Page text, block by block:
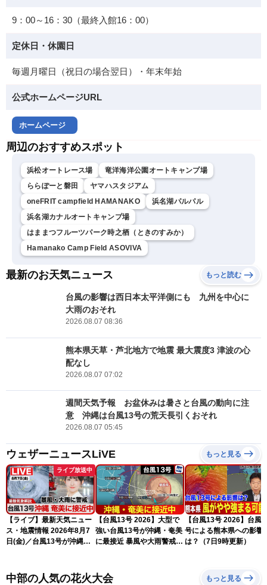
9：00～16：30（最終入館16：00）
定休日・休園日
毎週月曜日（祝日の場合翌日）・年末年始
公式ホームページURL
ホームページ
周辺のおすすめスポット
浜松オートレース場
竜洋海洋公園オートキャンプ場
ららぽーと磐田
ヤマハスタジアム
oneFRIT campfield HAMANAKO
浜名湖パルパル
浜名湖カナルオートキャンプ場
はままつフルーツパーク時之栖（ときのすみか）
Hamanako Camp Field ASOVIVA
最新のお天気ニュース もっと読む
台風の影響は西日本太平洋側にも 九州を中心に
大雨のおそれ
2026.08.07 08:36
熊本県天草・芦北地方で地震 最大震度3 津波の心
配なし
2026.08.07 07:02
週間天気予報 お盆休みは暑さと台風の動向に注
意 沖縄は台風13号の荒天長引くおそれ
2026.08.07 05:45
ウェザーニュースLiVE もっと見る
ライブ放送中
【ライブ】最新天気ニュー
ス・地震情報 2026年8月7
日(金)／台風13号が沖縄・
ュースLiVEコーヒータイ
【台風13号 2026】大型で
強い台風13号が沖縄・奄美
に最接近 暴風や大雨警戒
【台風13号 2026】台風
号による熊本県への影響
は？（7日9時更新）
中部の人気の花火大会 もっと見る